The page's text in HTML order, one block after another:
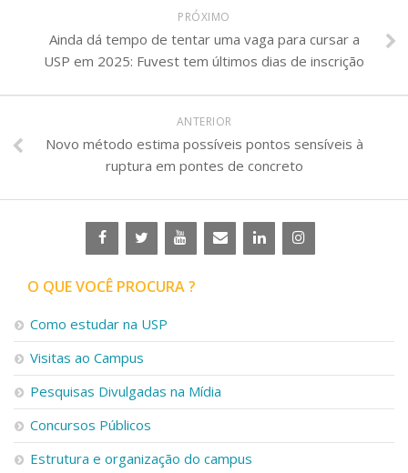
PRÓXIMO
Ainda dá tempo de tentar uma vaga para cursar a
USP em 2025: Fuvest tem últimos dias de inscrição
ANTERIOR
Novo método estima possíveis pontos sensíveis à
ruptura em pontes de concreto
O QUE VOCÊ PROCURA ?
Como estudar na USP
Visitas ao Campus
Pesquisas Divulgadas na Mídia
Concursos Públicos
Estrutura e organização do campus